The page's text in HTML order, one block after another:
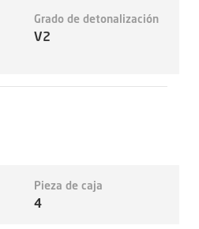
Grado de detonalización
V2
Pieza de caja
4